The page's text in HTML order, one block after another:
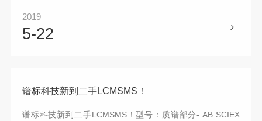
7693自动进样器与150位方盘.
2019
5-22
谱标科技新到二手LCMSMS！
谱标科技新到二手LCMSMS！型号：质谱部分- AB SCIEX